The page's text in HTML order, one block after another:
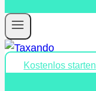
Kostenlos starten